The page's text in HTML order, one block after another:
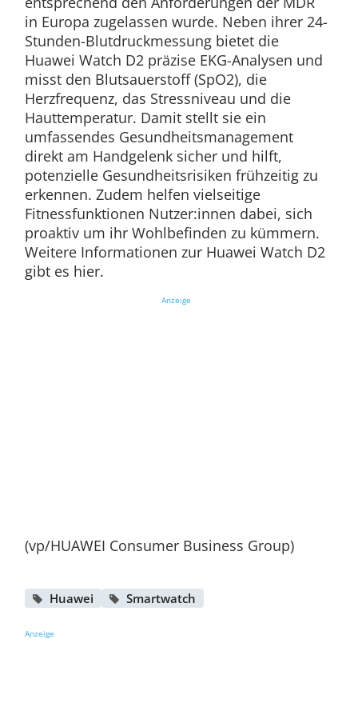
in Europa zugelassen wurde. Neben ihrer 24-
Stunden-Blutdruckmessung bietet die
Huawei Watch D2 präzise EKG-Analysen und
misst den Blutsauerstoff (SpO2), die
Herzfrequenz, das Stressniveau und die
Hauttemperatur. Damit stellt sie ein
umfassendes Gesundheitsmanagement
direkt am Handgelenk sicher und hilft,
potenzielle Gesundheitsrisiken frühzeitig zu
erkennen. Zudem helfen vielseitige
Fitnessfunktionen Nutzer:innen dabei, sich
proaktiv um ihr Wohlbefinden zu kümmern.
Weitere Informationen zur Huawei Watch D2
gibt es hier.
Anzeige
(vp/HUAWEI Consumer Business Group)
Huawei Smartwatch
Anzeige